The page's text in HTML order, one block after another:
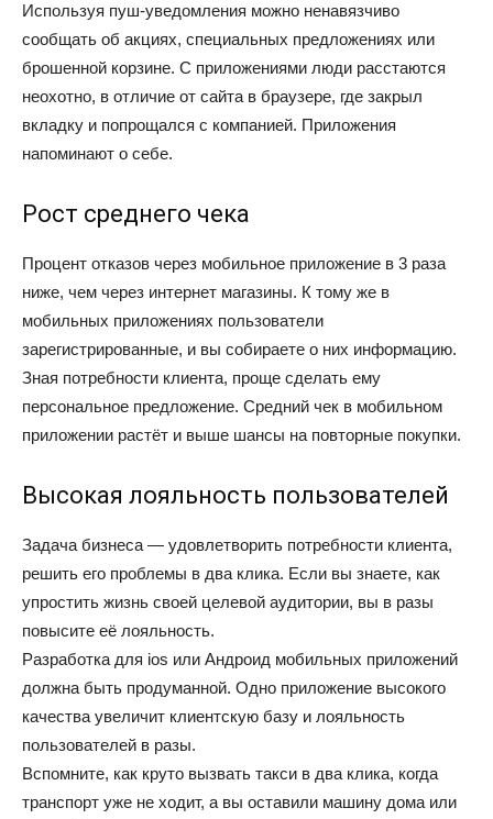
Используя пуш-уведомления можно ненавязчиво
сообщать об акциях, специальных предложениях или
брошенной корзине. С приложениями люди расстаются
неохотно, в отличие от сайта в браузере, где закрыл
вкладку и попрощался с компанией. Приложения
напоминают о себе.
Рост среднего чека
Процент отказов через мобильное приложение в 3 раза
ниже, чем через интернет магазины. К тому же в
мобильных приложениях пользователи
зарегистрированные, и вы собираете о них информацию.
Зная потребности клиента, проще сделать ему
персональное предложение. Средний чек в мобильном
приложении растёт и выше шансы на повторные покупки.
Высокая лояльность пользователей
Задача бизнеса — удовлетворить потребности клиента,
решить его проблемы в два клика. Если вы знаете, как
упростить жизнь своей целевой аудитории, вы в разы
повысите её лояльность.
Разработка для ios или Андроид мобильных приложений
должна быть продуманной. Одно приложение высокого
качества увеличит клиентскую базу и лояльность
пользователей в разы.
Вспомните, как круто вызвать такси в два клика, когда
транспорт уже не ходит, а вы оставили машину дома или